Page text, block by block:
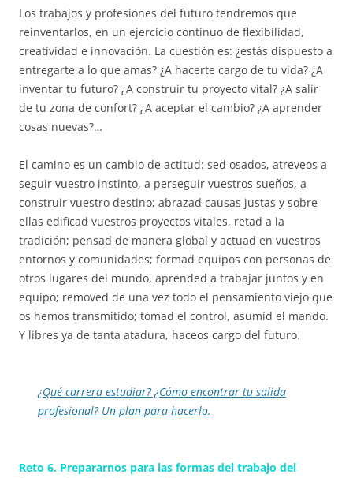
Los trabajos y profesiones del futuro tendremos que
reinventarlos, en un ejercicio continuo de flexibilidad,
creatividad e innovación. La cuestión es: ¿estás dispuesto a
entregarte a lo que amas? ¿A hacerte cargo de tu vida? ¿A
inventar tu futuro? ¿A construir tu proyecto vital? ¿A salir
de tu zona de confort? ¿A aceptar el cambio? ¿A aprender
cosas nuevas?…
El camino es un cambio de actitud: sed osados, atreveos a
seguir vuestro instinto, a perseguir vuestros sueños, a
construir vuestro destino; abrazad causas justas y sobre
ellas edificad vuestros proyectos vitales, retad a la
tradición; pensad de manera global y actuad en vuestros
entornos y comunidades; formad equipos con personas de
otros lugares del mundo, aprended a trabajar juntos y en
equipo; removed de una vez todo el pensamiento viejo que
os hemos transmitido; tomad el control, asumid el mando.
Y libres ya de tanta atadura, haceos cargo del futuro.
¿Qué carrera estudiar? ¿Cómo encontrar tu salida
profesional? Un plan para hacerlo.
Reto 6. Prepararnos para las formas del trabajo del